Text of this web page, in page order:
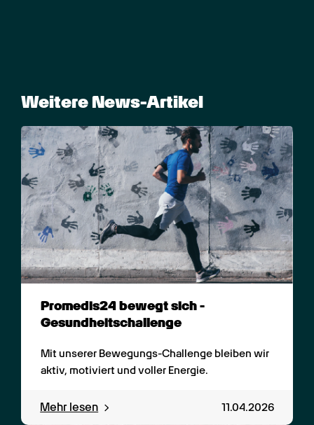
Weitere News-Artikel
Promedis24 bewegt sich -
Gesundheitschallenge
Mit unserer Bewegungs-Challenge bleiben wir
aktiv, motiviert und voller Energie.
Mehr lesen 11.04.2026